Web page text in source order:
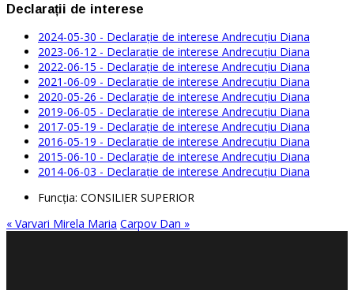
Declarații de interese
2024-05-30 - Declarație de interese Andrecuţiu Diana
2023-06-12 - Declarație de interese Andrecuţiu Diana
2022-06-15 - Declarație de interese Andrecuţiu Diana
2021-06-09 - Declarație de interese Andrecuţiu Diana
2020-05-26 - Declarație de interese Andrecuţiu Diana
2019-06-05 - Declarație de interese Andrecuţiu Diana
2017-05-19 - Declarație de interese Andrecuţiu Diana
2016-05-19 - Declarație de interese Andrecuţiu Diana
2015-06-10 - Declarație de interese Andrecuţiu Diana
2014-06-03 - Declarație de interese Andrecuţiu Diana
Funcţia: CONSILIER SUPERIOR
« Varvari Mirela Maria Carpov Dan »